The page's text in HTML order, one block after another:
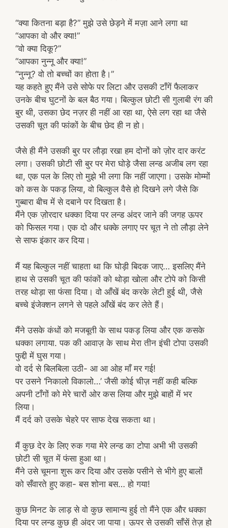
“क्या कितना बड़ा है?” मुझे उसे छेड़ने में मज़ा आने लगा था
“आपका वो और क्या!”
“वो क्या दिकू?”
“आपका नुन्नू और क्या!”
“नुन्नू? वो तो बच्चों का होता है।”
यह कहते हुए मैंने उसे सोफे पर लिटा और उसकी टाँगें फैलाकर
उनके बीच घुटनों के बल बैठ गया। बिल्कुल छोटी सी गुलाबी रंग की
बुर थी, उसका छेद नज़र ही नहीं आ रहा था, ऐसे लग रहा था जैसे
उसकी चूत की फांकों के बीच छेद ही न हो।
जैसे ही मैंने उसकी बुर पर लौड़ा रखा हम दोनों को ज़ोर दार करंट
लगा। उसकी छोटी सी बुर पर मेरा घोड़े जैसा लन्ड अजीब लग रहा
था, एक पल के लिए तो मुझे भी लगा कि नहीं जाएगा। उसके मोम्मों
को कस के पकड़ लिया, वो बिल्कुल वैसे हो दिखने लगे जैसे कि
गुब्बारा बीच में से दबाने पर दिखता है।
मैंने एक ज़ोरदार धक्का दिया पर लन्ड अंदर जाने की जगह ऊपर
को फिसल गया। एक दो और धक्के लगाए पर चूत ने तो लौड़ा लेने
से साफ इंकार कर दिया।
मैं यह बिल्कुल नहीं चाहता था कि घोड़ी बिदक जाए… इसलिए मैंने
हाथ से उसकी चूत की फांकों को थोड़ा खोला और टोपे को किसी
तरह थोड़ा सा फंसा दिया। वो आँखें बंद करके लेटी हुई थी, जैसे
बच्चे इंजेक्शन लगने से पहले आँखें बंद कर लेते हैं।
मैंने उसके कंधों को मजबूती के साथ पकड़ लिया और एक कसके
धक्का लगाया. पक की आवाज़ के साथ मेरा तीन इंची टोपा उसकी
फुद्दी में घुस गया।
वो दर्द से बिलबिला उठी- आ आ ओह माँ मर गई!
पर उसने ‘निकालो विकालो…’ जैसी कोई चीज़ नहीं कही बल्कि
अपनी टाँगों को मेरे चारों ओर कस लिया और मुझे बाहों में भर
लिया।
मैं दर्द को उसके चेहरे पर साफ देख सकता था।
मैं कुछ देर के लिए रुक गया मेरे लन्ड का टोपा अभी भी उसकी
छोटी सी चूत में फंसा हुआ था।
मैंने उसे चूमना शुरू कर दिया और उसके पसीने से भीगे हुए बालों
को सँवारते हुए कहा- बस शोना बस… हो गया!
कुछ मिनट के लाड़ से वो कुछ सामान्य हुई तो मैंने एक और धक्का
दिया पर लन्ड कुछ ही अंदर जा पाया। ऊपर से उसकी साँसें तेज़ हो